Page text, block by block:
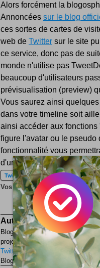
Alors forcément la
Annoncées sur le blog
ces sortes de cartes de
web de Twitter sur le site
ce service, donc pas de
monde n'utilise pas
beaucoup d'utilisateurs
prévisualisation (preview)
Vous saurez ainsi
dans votre timeline soit
ainsi accéder aux
figure l'avatar ou le pseudo
fonctionnalité vous
d'un message dans un
Twitter Hovercards Retweet
Vos amis le méritent : partagez
Auteur :Simon Tripnaux
Blogueur lifestyle - Content
projets par les mots. Adepte de
Twitter Facebook
LinkedIn
Blogueur ? Auteur ?
Rejoignez la